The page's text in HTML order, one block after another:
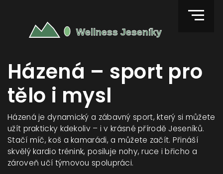
Házená – sport pro
tělo i mysl
Házená je dynamický a zábavný sport, který si můžete
užít prakticky kdekoliv – i v krásné přírodě Jeseníků.
Stačí míč, koš a kamarádi, a můžete začít. Přináší
skvělý kardio trénink, posiluje nohy, ruce i břicho a
zároveň učí týmovou spolupráci.